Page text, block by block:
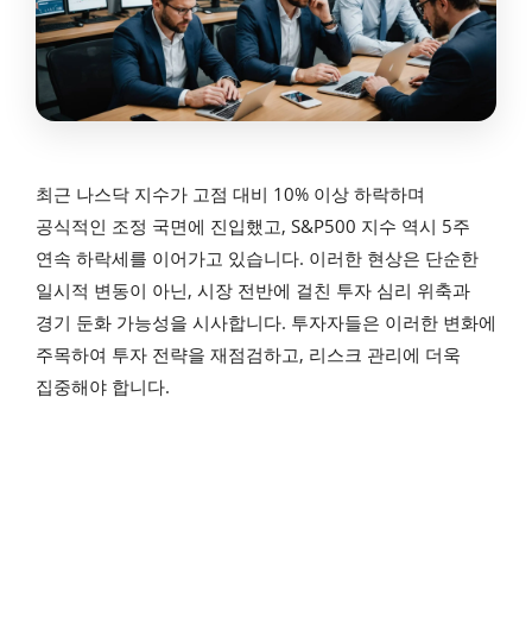
최근 나스닥 지수가 고점 대비 10% 이상 하락하며
공식적인 조정 국면에 진입했고, S&P500 지수 역시 5주
연속 하락세를 이어가고 있습니다. 이러한 현상은 단순한
일시적 변동이 아닌, 시장 전반에 걸친 투자 심리 위축과
경기 둔화 가능성을 시사합니다. 투자자들은 이러한 변화에
주목하여 투자 전략을 재점검하고, 리스크 관리에 더욱
집중해야 합니다.